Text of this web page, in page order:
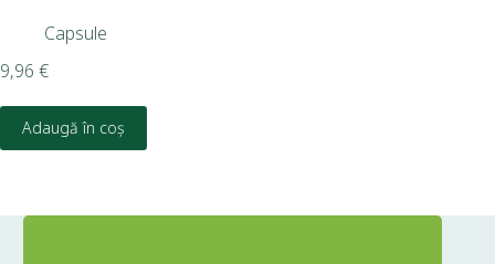
Capsule
9,96 €
Adaugă în coș